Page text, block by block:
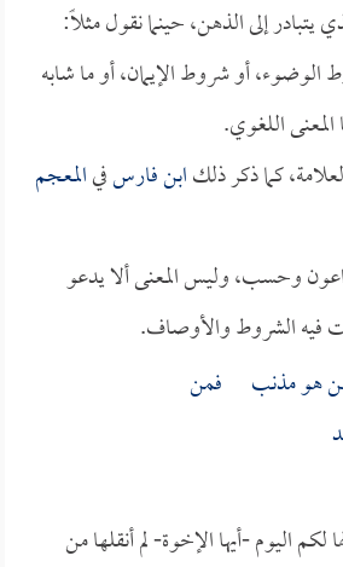
يتبادر إلى الذهن، حينما نقول مثلاً:
أو شروط الإيمان، أو ما شابه
اللغوي.
كما ذكر ذلكابن فارسفيالمعجم
وحسب، وليس المعنى ألا يدعو
فيه الشروط والأوصاف.
من هو مذنب فمن
لكم اليوم -أيها الإخوة- لم أنقلها من